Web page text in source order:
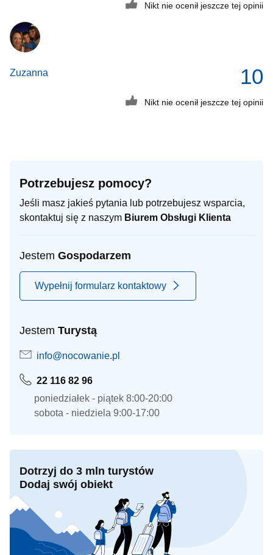
Nikt nie ocenił jeszcze tej opinii
10
Zuzanna
Nikt nie ocenił jeszcze tej opinii
Potrzebujesz pomocy?
Jeśli masz jakieś pytania lub potrzebujesz wsparcia,
skontaktuj się z naszym Biurem Obsługi Klienta
Jestem Gospodarzem
Wypełnij formularz kontaktowy
Jestem Turystą
info@nocowanie.pl
22 116 82 96
poniedziałek - piątek 8:00-20:00
sobota - niedziela 9:00-17:00
Dotrzyj do 3 mln turystów
Dodaj swój obiekt